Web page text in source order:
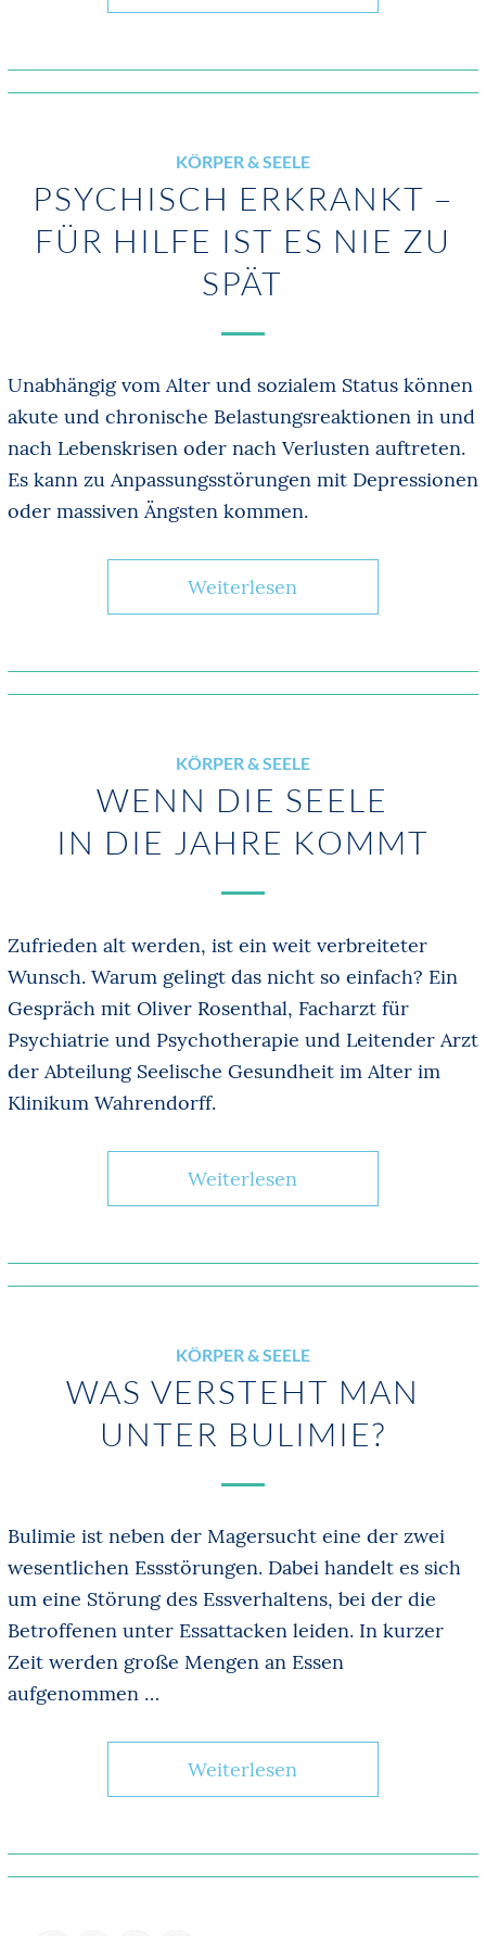
KÖRPER & SEELE
PSYCHISCH ERKRANKT –
FÜR HILFE IST ES NIE ZU
SPÄT
Unabhängig vom Alter und sozialem Status können
akute und chronische Belastungsreaktionen in und
nach Lebenskrisen oder nach Verlusten auftreten.
Es kann zu Anpassungsstörungen mit Depressionen
oder massiven Ängsten kommen.
Weiterlesen
KÖRPER & SEELE
WENN DIE SEELE
IN DIE JAHRE KOMMT
Zufrieden alt werden, ist ein weit verbreiteter
Wunsch. Warum gelingt das nicht so einfach? Ein
Gespräch mit Oliver Rosenthal, Facharzt für
Psychiatrie und Psychotherapie und Leitender Arzt
der Abteilung Seelische Gesundheit im Alter im
Klinikum Wahrendorff.
Weiterlesen
KÖRPER & SEELE
WAS VERSTEHT MAN
UNTER BULIMIE?
Bulimie ist neben der Magersucht eine der zwei
wesentlichen Essstörungen. Dabei handelt es sich
um eine Störung des Essverhaltens, bei der die
Betroffenen unter Essattacken leiden. In kurzer
Zeit werden große Mengen an Essen
aufgenommen …
Weiterlesen